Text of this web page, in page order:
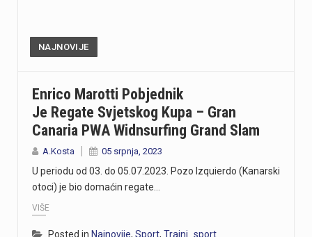
NAJNOVIJE
Enrico Marotti Pobjednik
Je Regate Svjetskog Kupa – Gran
Canaria PWA Widnsurfing Grand Slam
A.Kosta 05 srpnja, 2023
U periodu od 03. do 05.07.2023. Pozo Izquierdo (Kanarski
otoci) je bio domaćin regate…
VIŠE
Posted in Najnovije, Sport, Trajni_sport